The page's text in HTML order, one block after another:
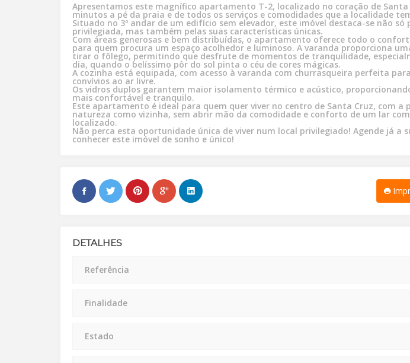
Apresentamos este magnífico apartamento T-2, localizado no coração de Santa
minutos a pé da praia e de todos os serviços e comodidades que a localidade
Situado no 3º andar de um edifício sem elevador, este imóvel destaca-se não só
privilegiada, mas também pelas suas características únicas.
Com áreas generosas e bem distribuídas, o apartamento oferece todo o
para quem procura um espaço acolhedor e luminoso. A varanda proporciona
tirar o fôlego, permitindo que desfrute de momentos de tranquilidade,
dia, quando o belíssimo pôr do sol pinta o céu de cores mágicas.
A cozinha está equipada, com acesso à varanda com churrasqueira perfeita
convívios ao ar livre.
Os vidros duplos garantem maior isolamento térmico e acústico,
mais confortável e tranquilo.
Este apartamento é ideal para quem quer viver no centro de Santa Cruz, com a
natureza como vizinha, sem abrir mão da comodidade e conforto de um lar
localizado.
Não perca esta oportunidade única de viver num local privilegiado! Agende já a
conhecer este imóvel de sonho e único!
DETALHES
Referência
Finalidade
Estado